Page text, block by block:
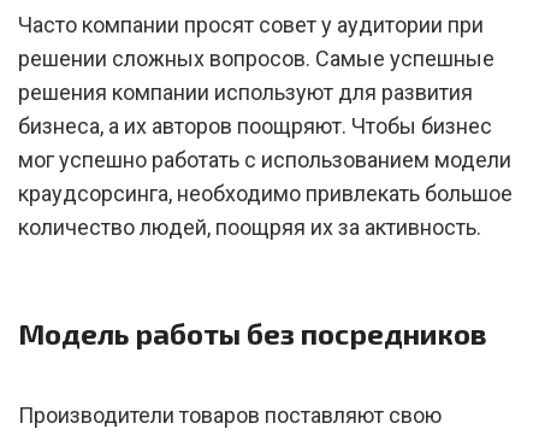
Часто компании просят совет у аудитории при
решении сложных вопросов. Самые успешные
решения компании используют для развития
бизнеса, а их авторов поощряют. Чтобы бизнес
мог успешно работать с использованием модели
краудсорсинга, необходимо привлекать большое
количество людей, поощряя их за активность.
Модель работы без посредников
Производители товаров поставляют свою